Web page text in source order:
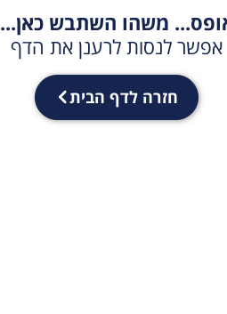
משהו השתבש כאן...
אפשר לנסות לרענן את הדף
חזרה לדף הבית